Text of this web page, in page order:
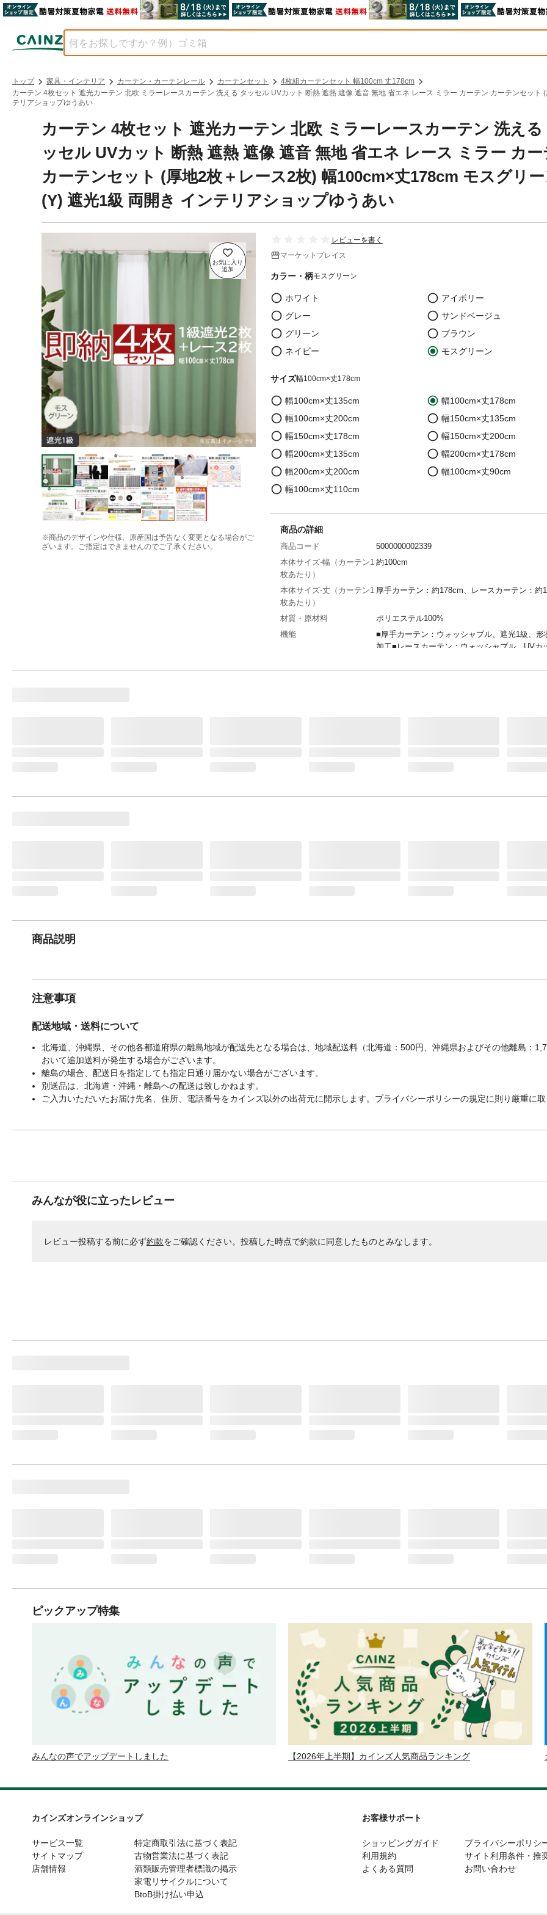
トップ 家具・インテリア カーテン・カーテンレール カーテンセット
4枚組カーテンセット 幅100cm 丈178cm
カーテン 4枚セット 遮光カーテン 北欧 ミラーレースカーテン 洗える タッセル UVカット 断熱 遮熱 遮像 遮音 無地 省エネ レース ミラー カーテン カーテンセッ
テリアショップゆうあい
カーテン 4枚セット 遮光カーテン 北欧 ミラーレースカーテン 洗える
ッセル UVカット 断熱 遮熱 遮像 遮音 無地 省エネ レース ミラー カー
カーテンセット (厚地2枚＋レース2枚) 幅100cm×丈178cm モスグリ
(Y) 遮光1級 両開き インテリアショップゆうあい
※商品のデザインや仕様、原産国は予告なく変更となる場合がご
ざいます。ご指定はできませんのでご了承ください。
レビューを書く
マーケットプレイス
カラー・柄モスグリーン
ホワイト
アイボリー
グレー
サンドベージュ
グリーン
ブラウン
ネイビー
モスグリーン
サイズ幅100cm×丈178cm
幅100cm×丈135cm
幅100cm×丈178cm
幅100cm×丈200cm
幅150cm×丈135cm
幅150cm×丈178cm
幅150cm×丈200cm
幅200cm×丈135cm
幅200cm×丈178cm
幅200cm×丈200cm
幅100cm×丈90cm
幅100cm×丈110cm
商品の詳細
商品コード
5000000002339
本体サイズ-幅（カーテン1
枚あたり）
約100cm
本体サイズ-丈（カーテン1
枚あたり）
厚手カーテン：約178cm、レースカーテン：約
材質・原材料
ポリエステル100%
機能
■厚手カーテン：ウォッシャブル、遮光1級、形
加工■レースカーテン：ウォッシャブル、UVカ
商品説明
注意事項
配送地域・送料について
北海道、沖縄県、その他各都道府県の離島地域が配送先となる場合は、地域配送料（北海道：500円、沖縄県およびその他離島：
おいて追加送料が発生する場合がございます。
離島の場合、配送日を指定しても指定日通り届かない場合がございます。
別送品は、北海道・沖縄・離島への配送は致しかねます。
ご入力いただいたお届け先名、住所、電話番号をカインズ以外の出荷元に開示します。プライバシーポリシーの規定に則り厳重に取
みんなが役に立ったレビュー
レビュー投稿する前に必ず約款をご確認ください。投稿した時点で約款に同意したものとみなします。
ピックアップ特集
みんなの声でアップデートしました 【2026年上半期】カインズ人気商品ランキング
カインズオンラインショップ
サービス一覧
サイトマップ
店舗情報
特定商取引法に基づく表記
古物営業法に基づく表記
酒類販売管理者標識の掲示
家電リサイクルについて
BtoB掛け払い申込
お客様サポート
ショッピングガイド
利用規約
よくある質問
プライバシーポリシ
サイト利用条件・推
お問い合わせ